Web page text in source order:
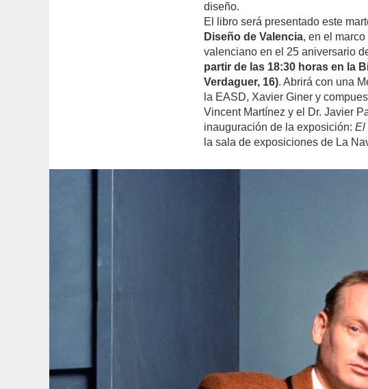
diseño.
El libro será presentado este
Diseño de Valencia, en el
valenciano en el 25 aniversario
partir de las 18:30 horas en la
Verdaguer, 16). Abrirá con una
la EASD, Xavier Giner y
Vincent Martínez y el Dr. Javier
inauguración de la exposición:El
la sala de exposiciones de La